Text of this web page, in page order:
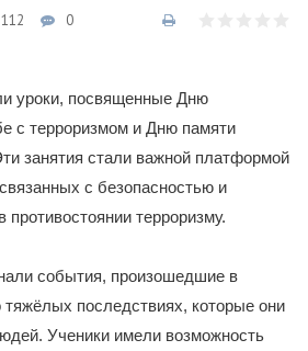
112 0
уроки, посвященные Дню
с терроризмом и Дню памяти
занятия стали важной платформой
с безопасностью и
терроризму.
события, произошедшие в
тяжёлых последствиях, которые они
Ученики имели возможность